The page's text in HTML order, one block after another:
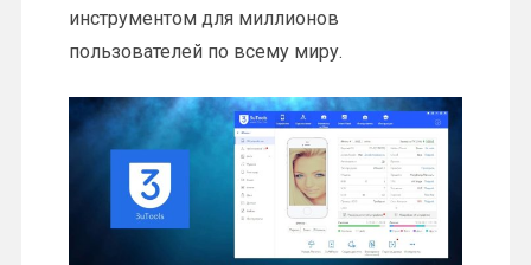
инструментом для миллионов
пользователей по всему миру.